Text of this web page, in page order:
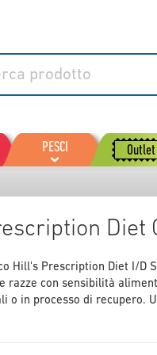
PESCI Outlet
Diet
Hill's Prescription Diet I/D
razze con sensibilità
o in processo di recupero.